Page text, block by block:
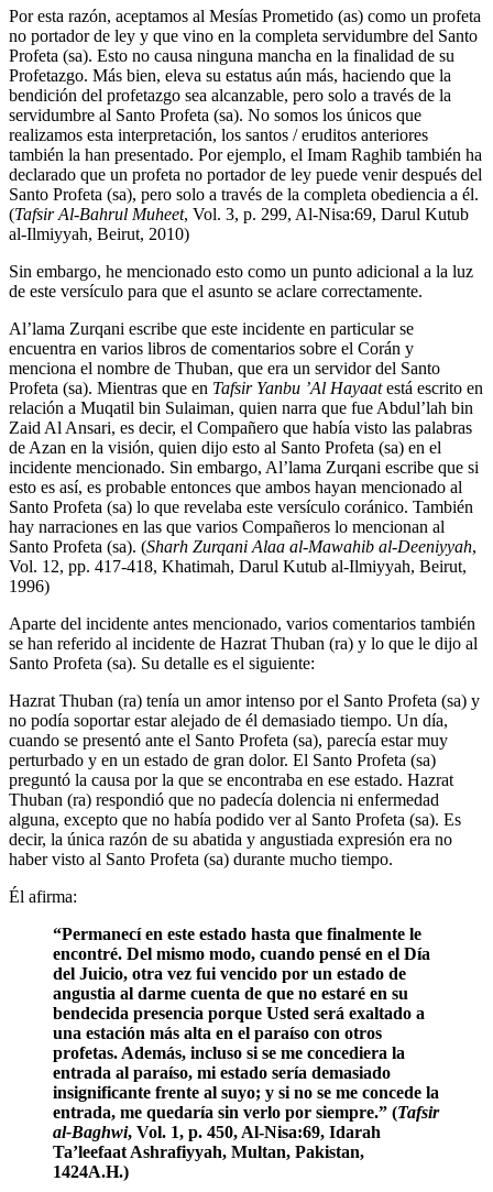
Por esta razón, aceptamos al Mesías Prometido (as) como un profeta
no portador de ley y que vino en la completa servidumbre del Santo
Profeta (sa). Esto no causa ninguna mancha en la finalidad de su
Profetazgo. Más bien, eleva su estatus aún más, haciendo que la
bendición del profetazgo sea alcanzable, pero solo a través de la
servidumbre al Santo Profeta (sa). No somos los únicos que
realizamos esta interpretación, los santos / eruditos anteriores
también la han presentado. Por ejemplo, el Imam Raghib también ha
declarado que un profeta no portador de ley puede venir después del
Santo Profeta (sa), pero solo a través de la completa obediencia a él.
(Tafsir Al-Bahrul Muheet, Vol. 3, p. 299, Al-Nisa:69, Darul Kutub
al-Ilmiyyah, Beirut, 2010)
Sin embargo, he mencionado esto como un punto adicional a la luz
de este versículo para que el asunto se aclare correctamente.
Al’lama Zurqani escribe que este incidente en particular se
encuentra en varios libros de comentarios sobre el Corán y
menciona el nombre de Thuban, que era un servidor del Santo
Profeta (sa). Mientras que en Tafsir Yanbu ’Al Hayaatestá escrito en
relación a Muqatil bin Sulaiman, quien narra que fue Abdul’lah bin
Zaid Al Ansari, es decir, el Compañero que había visto las palabras
de Azan en la visión, quien dijo esto al Santo Profeta (sa) en el
incidente mencionado. Sin embargo, Al’lama Zurqani escribe que si
esto es así, es probable entonces que ambos hayan mencionado al
Santo Profeta (sa) lo que revelaba este versículo coránico. También
hay narraciones en las que varios Compañeros lo mencionan al
Santo Profeta (sa). (Sharh Zurqani Alaa al-Mawahib al-Deeniyyah,
Vol. 12, pp. 417-418, Khatimah, Darul Kutub al-Ilmiyyah, Beirut,
1996)
Aparte del incidente antes mencionado, varios comentarios también
se han referido al incidente de Hazrat Thuban (ra) y lo que le dijo al
Santo Profeta (sa). Su detalle es el siguiente:
Hazrat Thuban (ra) tenía un amor intenso por el Santo Profeta (sa) y
no podía soportar estar alejado de él demasiado tiempo. Un día,
cuando se presentó ante el Santo Profeta (sa), parecía estar muy
perturbado y en un estado de gran dolor. El Santo Profeta (sa)
preguntó la causa por la que se encontraba en ese estado. Hazrat
Thuban (ra) respondió que no padecía dolencia ni enfermedad
alguna, excepto que no había podido ver al Santo Profeta (sa). Es
decir, la única razón de su abatida y angustiada expresión era no
haber visto al Santo Profeta (sa) durante mucho tiempo.
Él afirma:
“Permanecí en este estado hasta que finalmente le
encontré. Del mismo modo, cuando pensé en el Día
del Juicio, otra vez fui vencido por un estado de
angustia al darme cuenta de que no estaré en su
bendecida presencia porque Usted será exaltado a
una estación más alta en el paraíso con otros
profetas. Además, incluso si se me concediera la
entrada al paraíso, mi estado sería demasiado
insignificante frente al suyo; y si no se me concede la
entrada, me quedaría sin verlo por siempre.” (Tafsir
al-Baghwi, Vol. 1, p. 450, Al-Nisa:69, Idarah
Ta’leefaat Ashrafiyyah, Multan, Pakistan,
1424A.H.)